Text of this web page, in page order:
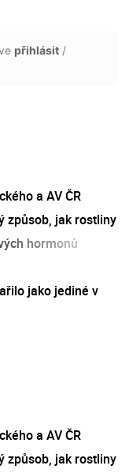
přihlásit /
a AV ČR
způsob, jak rostliny
hormonů
jako jediné v
a AV ČR
způsob, jak rostliny